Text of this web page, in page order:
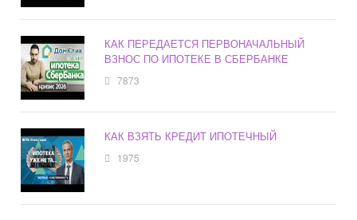
КАК ПЕРЕДАЕТСЯ ПЕРВОНАЧАЛЬНЫЙ
ВЗНОС ПО ИПОТЕКЕ В СБЕРБАНКЕ
7873
КАК ВЗЯТЬ КРЕДИТ ИПОТЕЧНЫЙ
1975